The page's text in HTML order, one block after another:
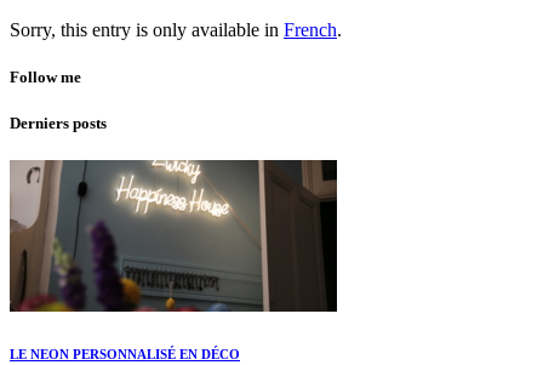
Sorry, this entry is only available in French.
Follow me
Derniers posts
LE NEON PERSONNALISÉ EN DÉCO